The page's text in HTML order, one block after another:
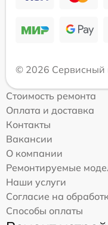
© 2026 Сервисный
Стоимость ремонта
Оплата и доставка
Контакты
Вакансии
О компании
Ремонтируемые
Наши услуги
Согласие на
Способы оплаты